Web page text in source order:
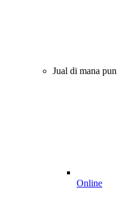
Jual di mana pun
Online